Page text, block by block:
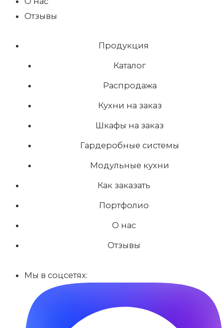
Отзывы
Продукция
Каталог
Распродажа
Кухни на заказ
Шкафы на заказ
Гардеробные системы
Модульные кухни
Как заказать
Портфолио
О нас
Отзывы
Мы в соцсетях: